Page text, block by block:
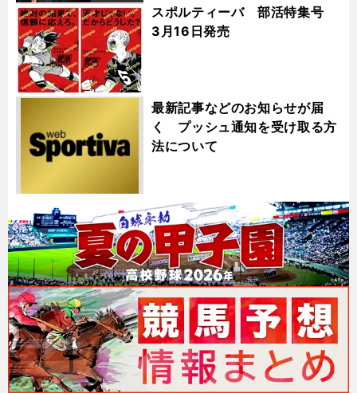
スポルティーバ 部活特集号
3月16日発売
最新記事などのお知らせが届
く プッシュ通知を受け取る方
法について